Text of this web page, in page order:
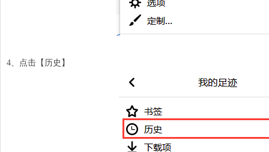
4、点击【 历史 】